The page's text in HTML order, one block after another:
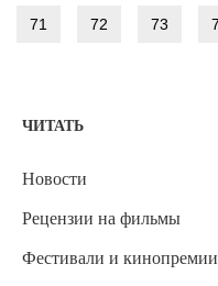
71 72 73
ЧИТАТЬ
Новости
Рецензии на фильмы
Фестивали и кинопремии